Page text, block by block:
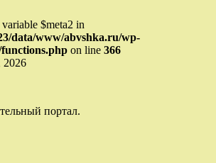
$meta2 in
data/www/abvshka.ru/wp-
functions.php on line 366
2026
портал.